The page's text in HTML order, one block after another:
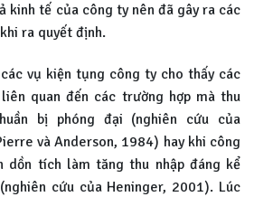
kinh tế của công ty nên đã gây ra các
ra quyết định.
vụ kiện tụng công ty cho thấy các
quan đến các trường hợp mà thu
bị phóng đại (nghiên cứu của
và Anderson, 1984) hay khi công
dồn tích làm tăng thu nhập đáng kể
cứu của Heninger, 2001). Lúc